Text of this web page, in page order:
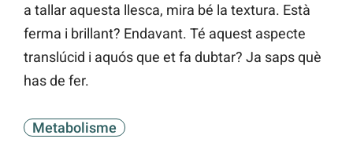
a tallar aquesta llesca, mira bé la textura. Està
ferma i brillant? Endavant. Té aquest aspecte
translúcid i aquós que et fa dubtar? Ja saps què
has de fer.
Metabolisme